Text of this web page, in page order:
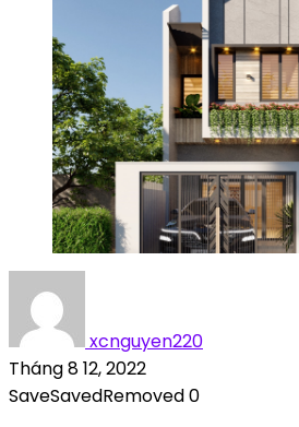
xcnguyen220
Tháng 8 12, 2022
SaveSavedRemoved0